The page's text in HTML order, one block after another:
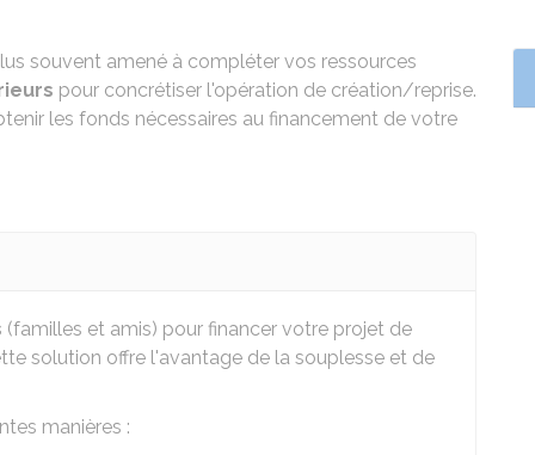
souvent amené à compléter vos ressources
pour concrétiser l'opération de création/reprise.
les fonds nécessaires au financement de votre
(familles et amis) pour financer votre projet de
solution offre l'avantage de la souplesse et de
manières :